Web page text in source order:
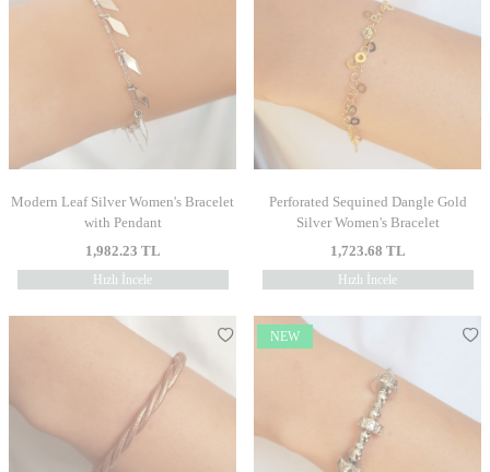
Modern Leaf Silver Women's Bracelet
with Pendant
1,982.23 TL
Hızlı İncele
Perforated Sequined Dangle Gold
Silver Women's Bracelet
1,723.68 TL
Hızlı İncele
NEW